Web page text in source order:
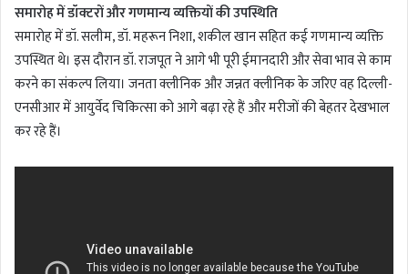
समारोह में डॉक्टरों और गणमान्य व्यक्तियों की उपस्थिति
समारोह में डॉ. सलीम, डॉ. महरून निशा, शकील खान सहित कई गणमान्य व्यक्ति
उपस्थित थे। इस दौरान डॉ. राजपूत ने आगे भी पूरी ईमानदारी और सेवा भाव से काम
करने का संकल्प लिया। जनता क्लीनिक और जन्नत क्लीनिक के जरिए वह दिल्ली-
एनसीआर में आयुर्वेद चिकित्सा को आगे बढ़ा रहे हैं और मरीजों की बेहतर देखभाल
कर रहे हैं।